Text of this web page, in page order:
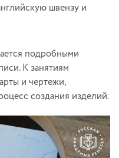
швензу и
подробными
К занятиям
и чертежи,
создания изделий.